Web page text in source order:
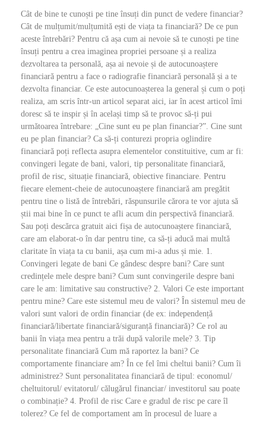
Cât de bine te cunoști pe tine însuți din punct de vedere financiar?
Cât de mulțumit/mulțumită ești de viața ta financiară? De ce pun
aceste întrebări? Pentru că așa cum ai nevoie să te cunoști pe tine
însuți pentru a crea imaginea propriei persoane și a realiza
dezvoltarea ta personală, așa ai nevoie și de autocunoaștere
financiară pentru a face o radiografie financiară personală și a te
dezvolta financiar. Ce este autocunoașterea la general și cum o poți
realiza, am scris într-un articol separat aici, iar în acest articol îmi
doresc să te inspir și în același timp să te provoc să-ți pui
următoarea întrebare: „Cine sunt eu pe plan financiar?”. Cine sunt
eu pe plan financiar? Ca să-ți conturezi propria oglindire
financiară poți reflecta asupra elementelor constituitive, cum ar fi:
convingeri legate de bani, valori, tip personalitate financiară,
profil de risc, situație financiară, obiective financiare. Pentru
fiecare element-cheie de autocunoaștere financiară am pregătit
pentru tine o listă de întrebări, răspunsurile cărora te vor ajuta să
știi mai bine în ce punct te afli acum din perspectivă financiară.
Sau poți descărca gratuit aici fișa de autocunoaștere financiară,
care am elaborat-o în dar pentru tine, ca să-ți aducă mai multă
claritate în viața ta cu banii, așa cum mi-a adus și mie. 1.
Convingeri legate de bani Ce gândesc despre bani? Care sunt
credințele mele despre bani? Cum sunt convingerile despre bani
care le am: limitative sau constructive? 2. Valori Ce este important
pentru mine? Care este sistemul meu de valori? În sistemul meu de
valori sunt valori de ordin financiar (de ex: independență
financiară/libertate financiară/siguranță financiară)? Ce rol au
banii în viața mea pentru a trăi după valorile mele? 3. Tip
personalitate financiară Cum mă raportez la bani? Ce
comportamente financiare am? În ce fel îmi cheltui banii? Cum îi
administrez? Sunt personalitatea financiară de tipul: economul/
cheltuitorul/ evitatorul/ călugărul financiar/ investitorul sau poate
o combinație? 4. Profil de risc Care e gradul de risc pe care îl
tolerez? Ce fel de comportament am în procesul de luare a